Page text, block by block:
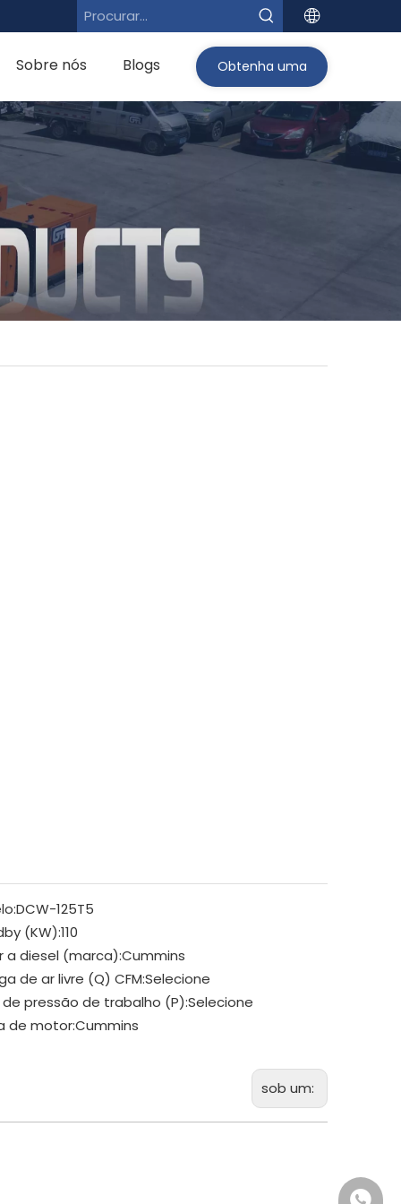
Sobre nós Blogs Obtenha uma
cotação>
DCW-125T5
(KW):110
a diesel (marca):Cummins
de ar livre (Q) CFM:Selecione
de pressão de trabalho (P):Selecione
de motor:Cummins
sob um:
+86